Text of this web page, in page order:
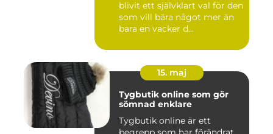
blivit ett självklart val för den
som vill bära något mer än
bara en vacker d...
15. maj
Tygbutik online som gör
sömnad enklare
Tygbutik online är ett